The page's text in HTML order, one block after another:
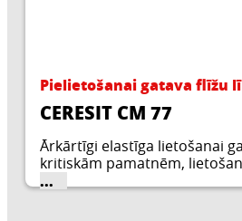
Pielietošanai gatava flīžu
CERESIT CM 77
Ārkārtīgi elastīga lietošanai
kritiskām pamatnēm,
vibrējošām virsmām,
...